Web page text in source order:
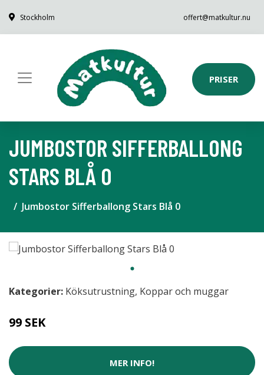
Stockholm offert@matkultur.nu
PRISER
JUMBOSTOR SIFFERBALLONG
STARS BLÅ 0
Jumbostor Sifferballong Stars Blå 0
Kategorier: Köksutrustning, Koppar och muggar
99 SEK
MER INFO!